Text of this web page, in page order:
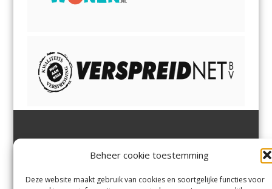
Beheer cookie toestemming
Deze website maakt gebruik van cookies en soortgelijke functies voor
Margadantstraat 34
0255-533900
Velserbroek,Velsen-Zuid,
Zuid,Driehuisen